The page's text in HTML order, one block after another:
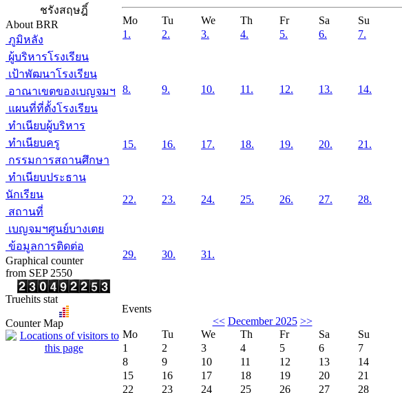
ชรังสฤษฎิ์
About BRR
ภูมิหลัง
ผู้บริหารโรงเรียน
เป้าพัฒนาโรงเรียน
อาณาเขตของเบญจมฯ
แผนที่ที่ตั้งโรงเรียน
ทำเนียบผู้บริหาร
ทำเนียบครู
กรรมการสถานศึกษา
ทำเนียบประธาน
นักเรียน
สถานที่
เบญจมฯศูนย์บางเตย
ข้อมูลการติดต่อ
Graphical counter
from SEP 2550
Truehits stat
Counter Map
Mo Tu We Th Fr Sa
Su
1.
2. 3. 4. 5. 6. 7.
8. 9. 10. 11. 12. 13. 14.
15. 16. 17. 18. 19. 20. 21.
22. 23. 24. 25. 26. 27. 28.
29. 30. 31.
Events
<< December 2025 >>
Mo
Tu We Th Fr Sa
Su
1
2 3 4 5 6
7
8
9 10 11 12 13
14
15
16 17 18 19 20
21
22
23 24 25 26 27
28